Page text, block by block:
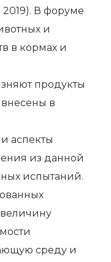
2019). В форуме
и
в кормах и
продукты
в
аспекты
из данной
испытаний.
среду и